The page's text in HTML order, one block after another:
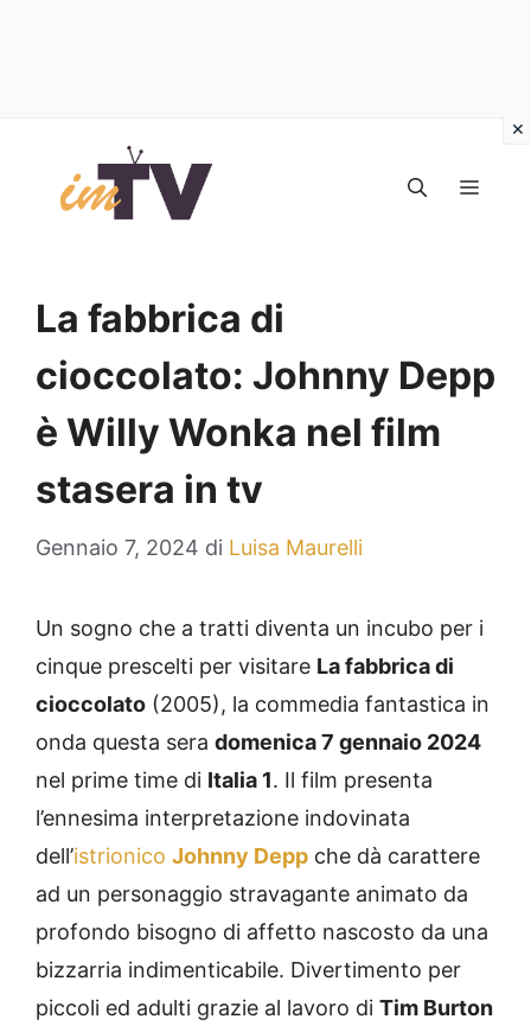
contenuto
La fabbrica di
cioccolato: Johnny Depp
è Willy Wonka nel film
stasera in tv
Gennaio 7, 2024 di Luisa Maurelli
Un sogno che a tratti diventa un incubo per i
cinque prescelti per visitare La fabbrica di
cioccolato (2005), la commedia fantastica in
onda questa sera domenica 7 gennaio 2024
nel prime time di Italia 1. Il film presenta
l’ennesima interpretazione indovinata
dell’istrionico Johnny Depp che dà carattere
ad un personaggio stravagante animato da
profondo bisogno di affetto nascosto da una
bizzarria indimenticabile. Divertimento per
piccoli ed adulti grazie al lavoro di Tim Burton